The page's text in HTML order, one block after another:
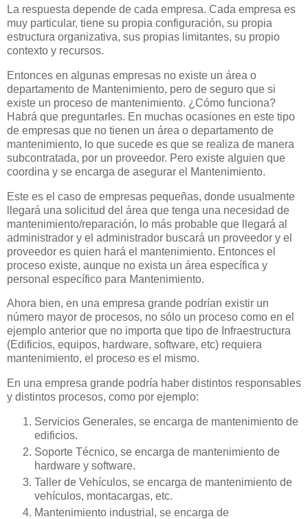
La respuesta depende de cada empresa. Cada empresa es
muy particular, tiene su propia configuración, su propia
estructura organizativa, sus propias limitantes, su propio
contexto y recursos.
Entonces en algunas empresas no existe un área o
departamento de Mantenimiento, pero de seguro que si
existe un proceso de mantenimiento. ¿Cómo funciona?
Habrá que preguntarles. En muchas ocasiones en este tipo
de empresas que no tienen un área o departamento de
mantenimiento, lo que sucede es que se realiza de manera
subcontratada, por un proveedor. Pero existe alguien que
coordina y se encarga de asegurar el Mantenimiento.
Este es el caso de empresas pequeñas, donde usualmente
llegará una solicitud del área que tenga una necesidad de
mantenimiento/reparación, lo más probable que llegará al
administrador y el administrador buscará un proveedor y el
proveedor es quien hará el mantenimiento. Entonces el
proceso existe, aunque no exista un área específica y
personal específico para Mantenimiento.
Ahora bien, en una empresa grande podrían existir un
número mayor de procesos, no sólo un proceso como en el
ejemplo anterior que no importa que tipo de Infraestructura
(Edificios, equipos, hardware, software, etc) requiera
mantenimiento, el proceso es el mismo.
En una empresa grande podría haber distintos responsables
y distintos procesos, como por ejemplo:
Servicios Generales, se encarga de mantenimiento de
edificios.
Soporte Técnico, se encarga de mantenimiento de
hardware y software.
Taller de Vehículos, se encarga de mantenimiento de
vehículos, montacargas, etc.
Mantenimiento industrial, se encarga de